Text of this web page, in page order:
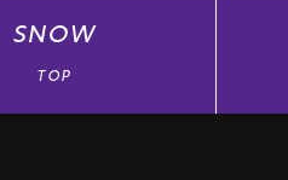
SNOW
TOP